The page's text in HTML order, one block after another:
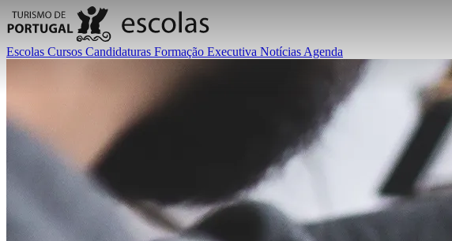
Escolas Cursos Candidaturas Formação Executiva Notícias Agenda